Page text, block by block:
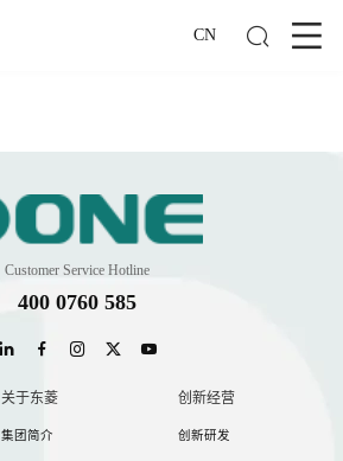
CN
Customer Service Hotline
400 0760 585
关于东菱
集团简介
创新经营
创新研发